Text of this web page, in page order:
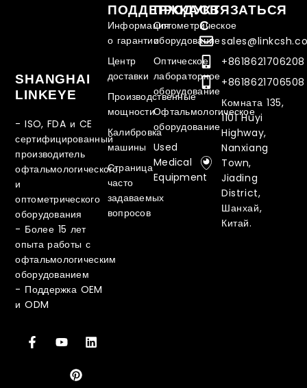
SHANGHAI
LINKEYE
- ISO, FDA и CE
сертифицированный
производитель
офтальмологического
и
оптометрического
оборудования
- Более 15 лет
опыта работы с
офтальмологическим
оборудованием
- Поддержка OEM
и ODM
ПРОДУКТ
Оптометрическое
оборудование
Оптическое
лабораторное
оборудование
Офтальмологическое
оборудование
Used
Medical
Equipment
ПОДДЕРЖКА
Информация
о гарантии
Центр
доставки
Производственные
мощности
Калибровка
машины
Страница
часто
задаваемых
вопросов
СВЯЗАТЬСЯ
С
+8618621706208
+8618621706508
Комната 135,
1101 Huyi
Highway,
Nanxiang
Town,
Jiading
District,
Шанхай,
Китай.